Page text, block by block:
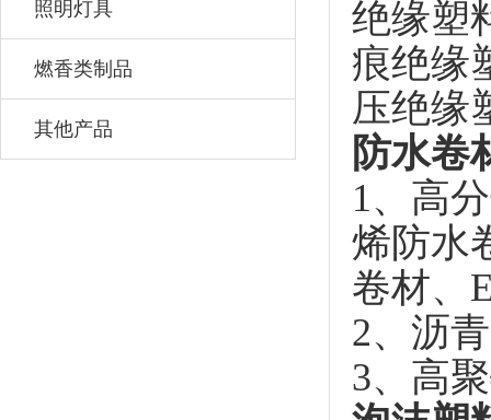
照明灯具
燃香类制品
其他产品
绝缘塑
痕绝缘
压绝缘
防水卷
1、高
烯防水
卷材、
2、沥
3、高